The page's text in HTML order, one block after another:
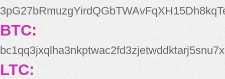
BTC:
bc1qq3jxqlha3nkptwac2fd3zjetwddktarj5snu7x
LTC: